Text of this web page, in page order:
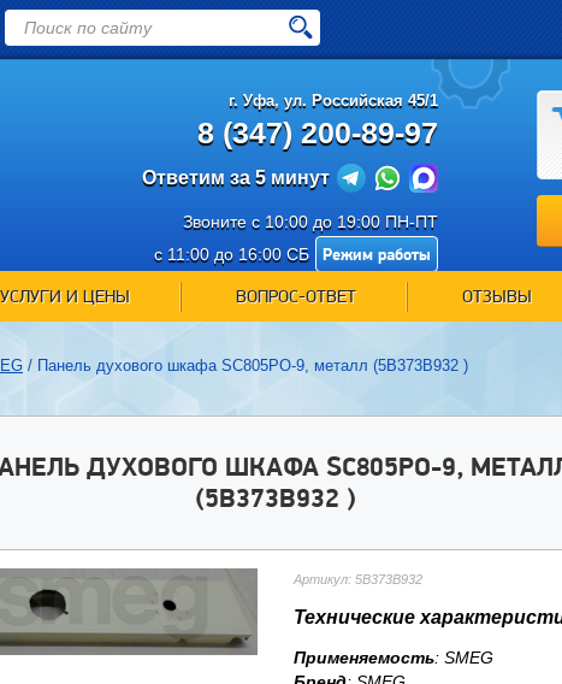
г. Уфа, ул. Российская 45/1
8 (347) 200-89-97
Ответим за 5 минут
Звоните с 10:00 до 19:00 ПН-ПТ
с 11:00 до 16:00 СБ
Режим работы
УСЛУГИ И ЦЕНЫ ВОПРОС-ОТВЕТ ОТЗЫВЫ
/ Панель духового шкафа SC805PO-9, металл (5B373B932 )
ДУХОВОГО ШКАФА SC805PO-9,
(5B373B932 )
Артикул: 5B373B932
Технические
Применяемость: SMEG